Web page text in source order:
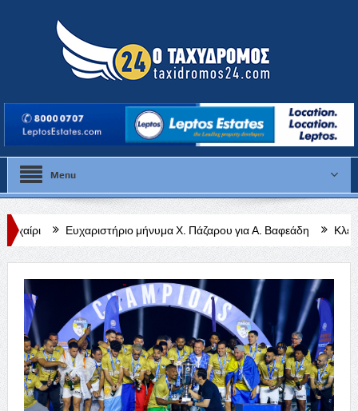
Menu
Χ. Πάζαρου για Α. Βαφεάδη Κλειστή η Στέγη Γραμμάτων και